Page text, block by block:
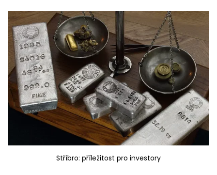
Stříbro: příležitost pro investory